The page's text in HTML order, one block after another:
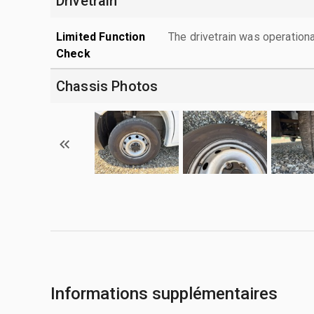
Limited Function
Check
The drivetrain was
Chassis Photos
Informations supplémentaires